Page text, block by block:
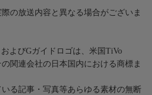
の放送内容と異なる場合がございま
よびGガイドロゴは、米国TiVo
関連会社の日本国内における商標ま
る記事・写真等あらゆる素材の無断